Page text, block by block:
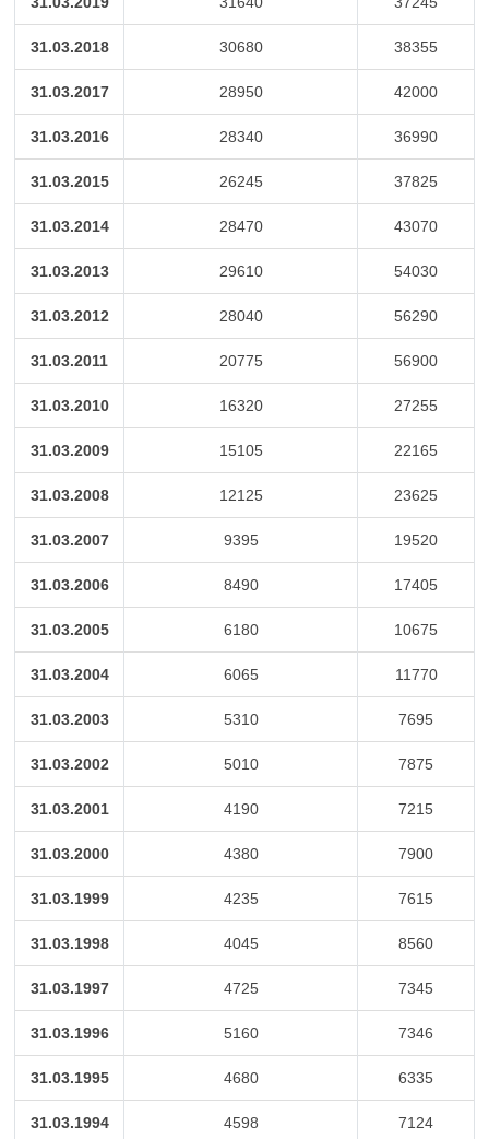
31.03.2018 30680 38355
31.03.2017 28950 42000
31.03.2016 28340 36990
31.03.2015 26245 37825
31.03.2014 28470 43070
31.03.2013 29610 54030
31.03.2012 28040 56290
31.03.2011 20775 56900
31.03.2010 16320 27255
31.03.2009 15105 22165
31.03.2008 12125 23625
31.03.2007 9395 19520
31.03.2006 8490 17405
31.03.2005 6180 10675
31.03.2004 6065 11770
31.03.2003 5310 7695
31.03.2002 5010 7875
31.03.2001 4190 7215
31.03.2000 4380 7900
31.03.1999 4235 7615
31.03.1998 4045 8560
31.03.1997 4725 7345
31.03.1996 5160 7346
31.03.1995 4680 6335
31.03.1994 4598 7124